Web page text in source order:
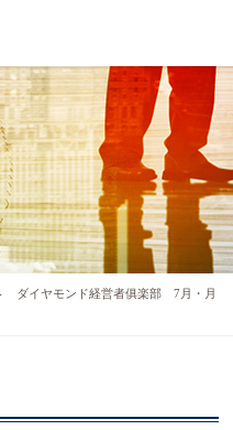
ダイヤモンド経営者俱楽部 7月・月